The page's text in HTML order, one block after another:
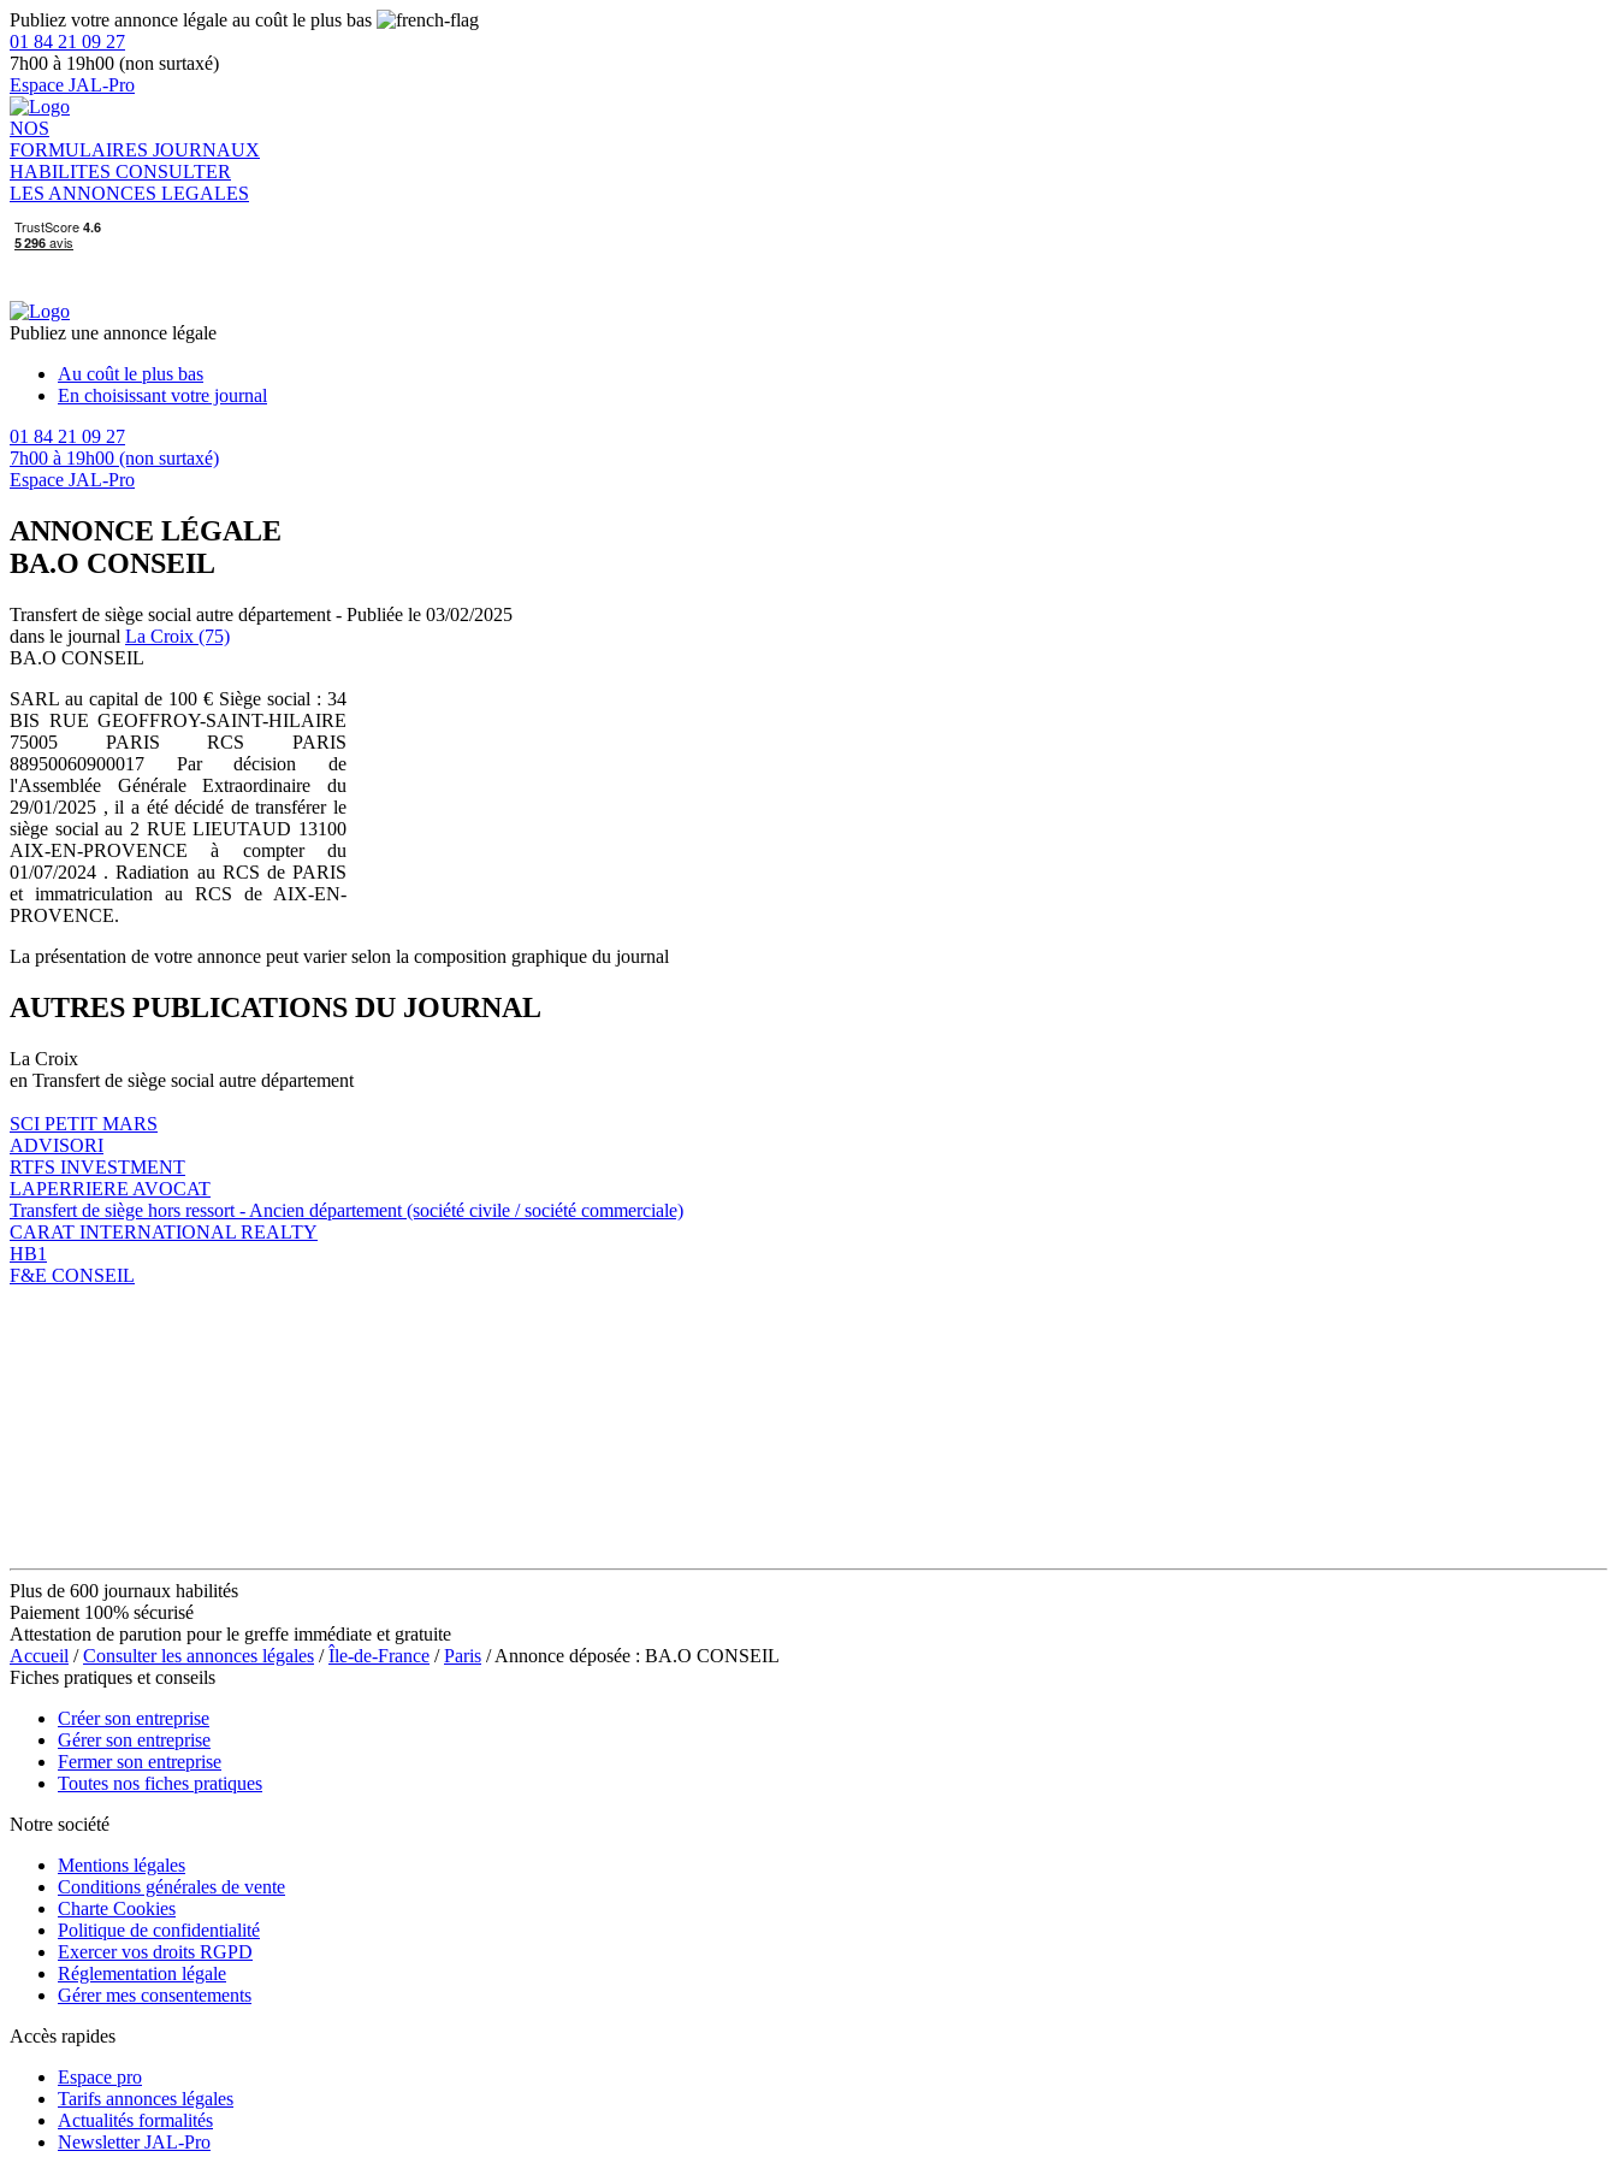
Publiez votre annonce légale au coût le plus bas
01 84 21 09 27
7h00 à 19h00 (non surtaxé)
Espace JAL-Pro
NOS
FORMULAIRES JOURNAUX
HABILITES CONSULTER
LES ANNONCES LEGALES
Publiez une annonce légale
Au coût le plus bas
En choisissant votre journal
01 84 21 09 27
7h00 à 19h00 (non surtaxé)
Espace JAL-Pro
ANNONCE LÉGALE
BA.O CONSEIL
Transfert de siège social autre département - Publiée le 03/02/2025
dans le journal La Croix (75)
BA.O CONSEIL
SARL au capital de 100 € Siège social : 34
BIS RUE GEOFFROY-SAINT-HILAIRE
75005 PARIS RCS PARIS
88950060900017 Par décision de
l'Assemblée Générale Extraordinaire du
29/01/2025 , il a été décidé de transférer le
siège social au 2 RUE LIEUTAUD 13100
AIX-EN-PROVENCE à compter du
01/07/2024 . Radiation au RCS de PARIS
et immatriculation au RCS de AIX-EN-
PROVENCE.
La présentation de votre annonce peut varier selon la composition graphique du journal
AUTRES PUBLICATIONS DU JOURNAL
La Croix
en Transfert de siège social autre département
SCI PETIT MARS
ADVISORI
RTFS INVESTMENT
LAPERRIERE AVOCAT
Transfert de siège hors ressort - Ancien département (société civile / société commerciale)
CARAT INTERNATIONAL REALTY
HB1
F&E CONSEIL
Plus de 600 journaux habilités
Paiement 100% sécurisé
Attestation de parution pour le greffe immédiate et gratuite
Accueil /Consulter les annonces légales /Île-de-France /Paris / Annonce déposée : BA.O CONSEIL
Fiches pratiques et conseils
Créer son entreprise
Gérer son entreprise
Fermer son entreprise
Toutes nos fiches pratiques
Notre société
Mentions légales
Conditions générales de vente
Charte Cookies
Politique de confidentialité
Exercer vos droits RGPD
Réglementation légale
Gérer mes consentements
Accès rapides
Espace pro
Tarifs annonces légales
Actualités formalités
Newsletter JAL-Pro